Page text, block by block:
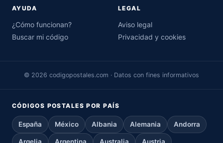
AYUDA
¿Cómo funcionan?
Buscar mi código
LEGAL
Aviso legal
Privacidad y cookies
© 2026 codigopostales.com · Datos con fines informativos
CÓDIGOS POSTALES POR PAÍS
España México Albania Alemania Andorra
Argelia Argentina Australia Austria